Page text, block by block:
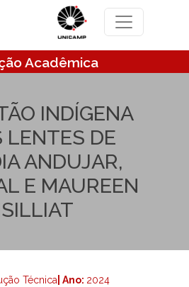
Acadêmica
INDÍGENA
LENTES DE
ANDUJAR,
E MAUREEN
Técnica | Ano: 2024